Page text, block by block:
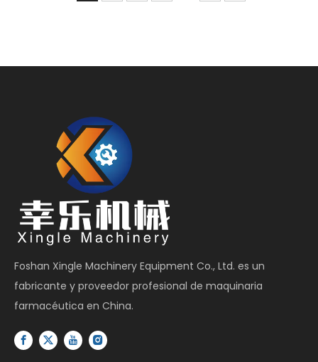
Foshan Xingle Machinery Equipment Co., Ltd. es un
fabricante y proveedor profesional de maquinaria
farmacéutica en China.